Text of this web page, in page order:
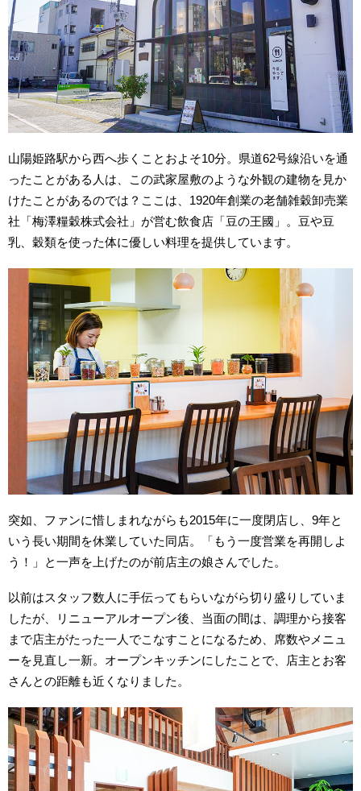
山陽姫路駅から西へ歩くことおよそ10分。県道62号線沿いを通
ったことがある人は、この武家屋敷のような外観の建物を見か
けたことがあるのでは？ここは、1920年創業の老舗雑穀卸売業
社「梅澤糧穀株式会社」が営む飲食店「豆の王國」。豆や豆
乳、穀類を使った体に優しい料理を提供しています。
突如、ファンに惜しまれながらも2015年に一度閉店し、9年と
いう長い期間を休業していた同店。「もう一度営業を再開しよ
う！」と一声を上げたのが前店主の娘さんでした。
以前はスタッフ数人に手伝ってもらいながら切り盛りしていま
したが、リニューアルオープン後、当面の間は、調理から接客
まで店主がたった一人でこなすことになるため、席数やメニュ
ーを見直し一新。オープンキッチンにしたことで、店主とお客
さんとの距離も近くなりました。